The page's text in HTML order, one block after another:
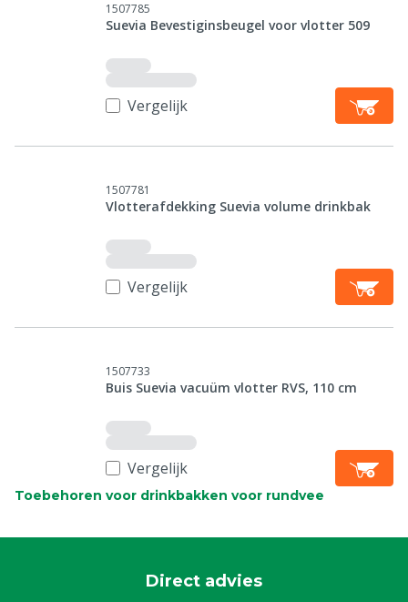
1507785
Suevia Bevestiginsbeugel voor vlotter 509
Vergelijk
1507781
Vlotterafdekking Suevia volume drinkbak
Vergelijk
1507733
Buis Suevia vacuüm vlotter RVS, 110 cm
Vergelijk
Toebehoren voor drinkbakken voor rundvee
Direct advies